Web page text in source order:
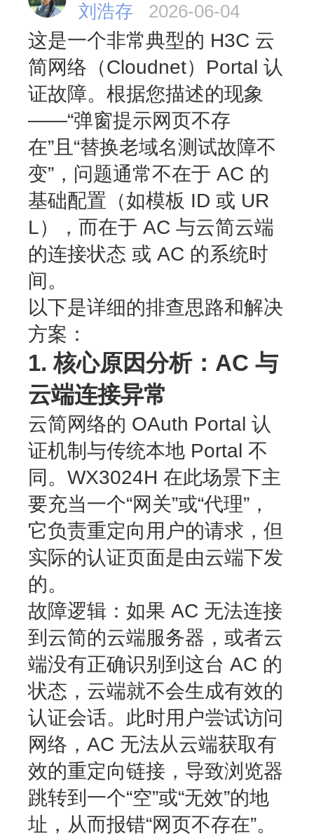
刘浩存 2026-06-04
这是一个非常典型的 H3C 云
简网络（Cloudnet）Portal 认
证故障。根据您描述的现象
——“弹窗提示网页不存
在”且“替换老域名测试故障不
变”，问题通常不在于 AC 的
基础配置（如模板 ID 或 UR
L），而在于 AC 与云简云端
的连接状态 或 AC 的系统时
间。
以下是详细的排查思路和解决
方案：
1. 核心原因分析：AC 与
云端连接异常
云简网络的 OAuth Portal 认
证机制与传统本地 Portal 不
同。WX3024H 在此场景下主
要充当一个“网关”或“代理”，
它负责重定向用户的请求，但
实际的认证页面是由云端下发
的。
故障逻辑 ：如果 AC 无法连接
到云简的云端服务器，或者云
端没有正确识别到这台 AC 的
状态，云端就不会生成有效的
认证会话。此时用户尝试访问
网络，AC 无法从云端获取有
效的重定向链接，导致浏览器
跳转到一个“空”或“无效”的地
址，从而报错“网页不存在”。